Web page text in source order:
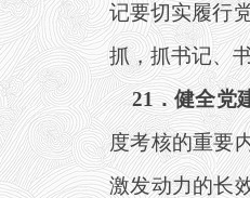
记要切实履行
抓，抓书记、
21．健全党
度考核的重要
激发动力的长